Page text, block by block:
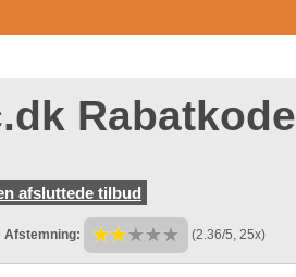
Rabatkode
afsluttede tilbud
Afstemning: (2.36/5, 25x)